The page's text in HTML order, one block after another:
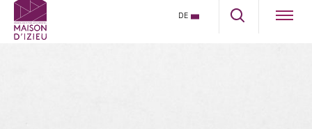
DE